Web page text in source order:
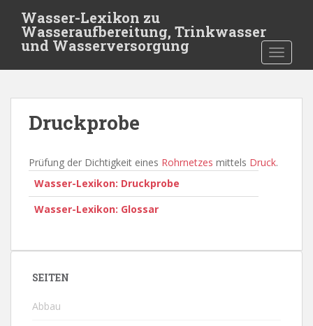
t
Wasser-Lexikon zu
Wasseraufbereitung, Trinkwasser
und Wasserversorgung
Druckprobe
Prüfung der Dichtigkeit eines Rohrnetzes mittels Druck.
Wasser-Lexikon: Druckprobe
Wasser-Lexikon: Glossar
SEITEN
Abbau